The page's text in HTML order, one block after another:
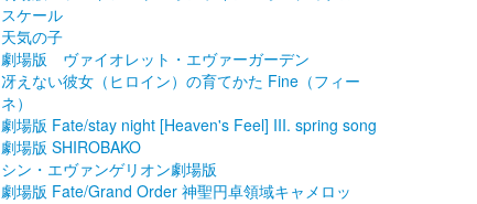
スケール
天気の子
劇場版 ヴァイオレット・エヴァーガーデン
冴えない彼女（ヒロイン）の育てかた Fine（フィー
ネ）
劇場版 Fate/stay night [Heaven's Feel] III. spring song
劇場版 SHIROBAKO
シン・エヴァンゲリオン劇場版
劇場版 Fate/Grand Order 神聖円卓領域キャメロッ